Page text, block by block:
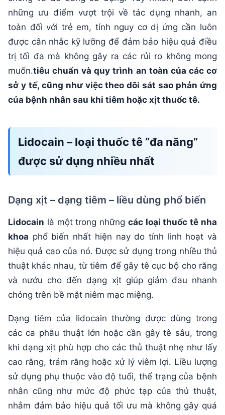
những ưu điểm vượt trội về tác dụng nhanh, an
toàn đối với trẻ em, tính nguy cơ dị ứng cần luôn
được cân nhắc kỹ lưỡng để đảm bảo hiệu quả điều
trị tối đa mà không gây ra các rủi ro không mong
muốn.tiêu chuẩn và quy trình an toàn của các cơ
sở y tế, cũng như việc theo dõi sát sao phản ứng
của bệnh nhân sau khi tiêm hoặc xịt thuốc tê.
Lidocain – loại thuốc tê “đa năng”
được sử dụng nhiều nhất
Dạng xịt – dạng tiêm – liều dùng phổ biến
Lidocain là một trong những các loại thuốc tê nha
khoa phổ biến nhất hiện nay do tính linh hoạt và
hiệu quả cao của nó. Được sử dụng trong nhiều thủ
thuật khác nhau, từ tiêm để gây tê cục bộ cho răng
và nướu cho đến dạng xịt giúp giảm đau nhanh
chóng trên bề mặt niêm mạc miệng.
Dạng tiêm của lidocain thường được dùng trong
các ca phẫu thuật lớn hoặc cần gây tê sâu, trong
khi dạng xịt phù hợp cho các thủ thuật nhẹ như lấy
cao răng, trám răng hoặc xử lý viêm lợi. Liều lượng
sử dụng phụ thuộc vào độ tuổi, thể trạng của bệnh
nhân cũng như mức độ phức tạp của thủ thuật,
nhằm đảm bảo hiệu quả tối ưu mà không gây quá